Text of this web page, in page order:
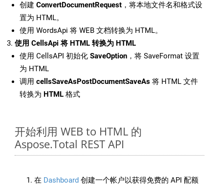
创建 ConvertDocumentRequest ，将本地文件名和格式设
置为 HTML。
使用 WordsApi 将 WEB 文档转换为 HTML。
使用 CellsApi 将 HTML 转换为 HTML
使用 CellsAPI 初始化 SaveOption ，将 SaveFormat 设置
为 HTML
调用 cellsSaveAsPostDocumentSaveAs 将 HTML 文件
转换为 HTML 格式
开始利用 WEB to HTML 的
Aspose.Total REST API
在 Dashboard 创建一个帐户以获得免费的 API 配额